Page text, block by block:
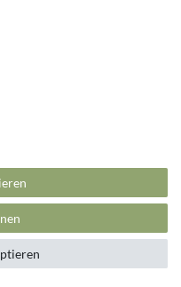
oder Bohnen
Rankhilfe sollte
eine Rankhilfe für
spürbar mehr